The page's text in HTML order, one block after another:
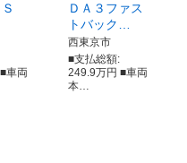
Ｓ
車両
ＤＡ３ファス
トバック…
西東京市
■支払総額:
249.9万円 ■車両
本…